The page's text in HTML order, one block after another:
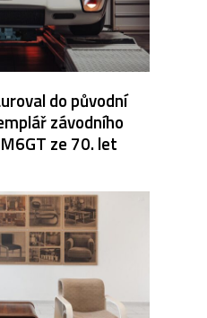
do původní
závodního
ze 70. let